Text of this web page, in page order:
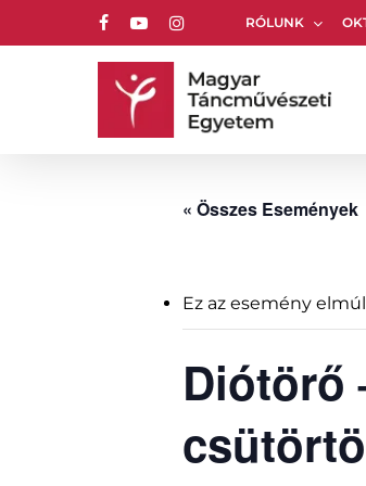
facebookyoutubeinstagram
RÓLUNK
« Összes Események
Ez az esemény
Diótörő